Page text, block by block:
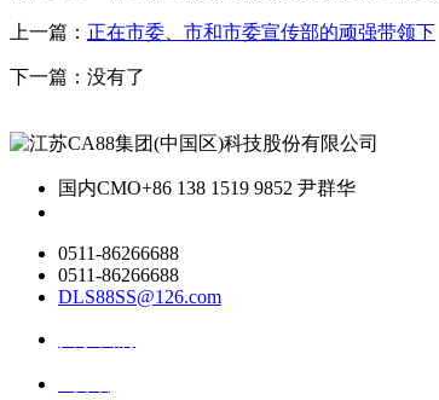
上一篇： 正在市委、市和市委宣传部的顽强带领下
下一篇：没有了
国内CMO+86 138 1519 9852 尹群华
0511-86266688
0511-86266688
DLS88SS@126.com